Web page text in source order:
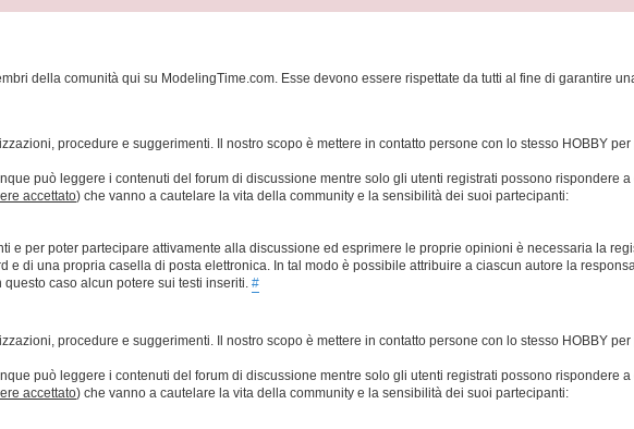
della comunità qui su ModelingTime.com. Esse devono essere rispettate da tutti al fine di garantire
procedure e suggerimenti. Il nostro scopo è mettere in contatto persone con lo stesso HOBBY
può leggere i contenuti del forum di discussione mentre solo gli utenti registrati possono rispondere
accettato) che vanno a cautelare la vita della community e la sensibilità dei suoi partecipanti:
e per poter partecipare attivamente alla discussione ed esprimere le proprie opinioni è necessaria la
di una propria casella di posta elettronica. In tal modo è possibile attribuire a ciascun autore la
caso alcun potere sui testi inseriti. #
procedure e suggerimenti. Il nostro scopo è mettere in contatto persone con lo stesso HOBBY
può leggere i contenuti del forum di discussione mentre solo gli utenti registrati possono rispondere
accettato) che vanno a cautelare la vita della community e la sensibilità dei suoi partecipanti: